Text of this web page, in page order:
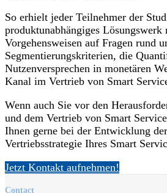
So erhielt jeder Teilnehmer der
produktunabhängiges
Vorgehensweisen auf Fragen rund
Segmentierungskriterien, die
Nutzenversprechen in monetären
Kanal im Vertrieb von Smart
Wenn auch Sie vor den
und dem Vertrieb von Smart
Ihnen gerne bei der Entwicklung
Vertriebsstrategie Ihres Smart
Jetzt Kontakt aufnehmen!
Contact